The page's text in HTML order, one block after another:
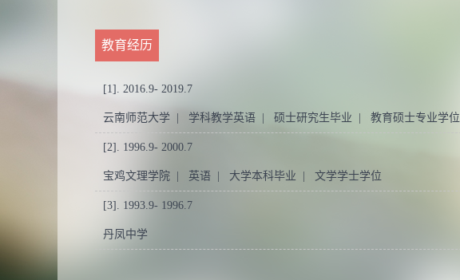
教育经历
[1]. 2016.9- 2019.7
云南师范大学 | 学科教学英语 | 硕士研究生毕业 | 教育硕士专业学位
[2]. 1996.9- 2000.7
宝鸡文理学院 | 英语 | 大学本科毕业 | 文学学士学位
[3]. 1993.9- 1996.7
丹凤中学